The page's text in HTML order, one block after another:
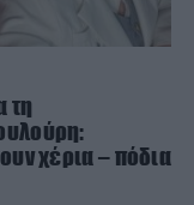
τη
χέρια – πόδια